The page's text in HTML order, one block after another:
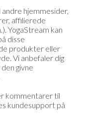
hjemmesider,
affilierede
YogaStream kan
disse
produkter eller
Vi anbefaler dig
givne
kommentarer til
kundesupport på